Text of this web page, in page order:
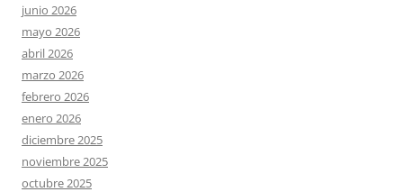
junio 2026
mayo 2026
abril 2026
marzo 2026
febrero 2026
enero 2026
diciembre 2025
noviembre 2025
octubre 2025